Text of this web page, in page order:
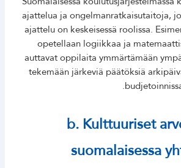
ajattelua ja ongelmanratkaisutaitoja,
ajattelu on keskeisessä roolissa.
opetellaan logiikkaa ja
auttavat oppilaita ymmärtämään
tekemään järkeviä päätöksiä
b. Kulttuuriset
suomalaisessa